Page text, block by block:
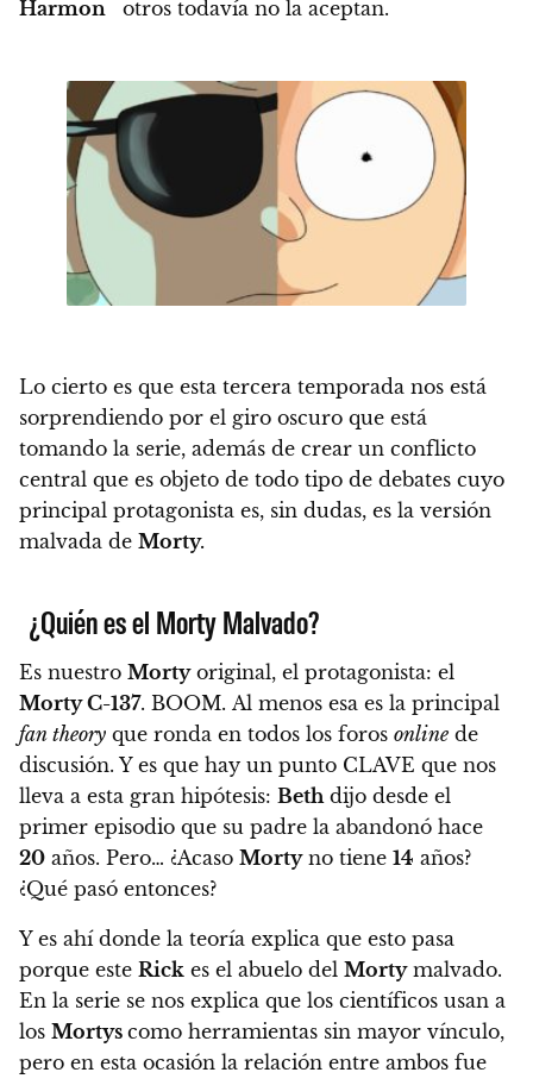
Harmon
otros todavía no la aceptan.
Lo cierto es que esta tercera temporada nos está
sorprendiendo por el giro oscuro que está
tomando la serie, además de crear un conflicto
central que es objeto de todo tipo de debates cuyo
principal protagonista es, sin dudas, es la versión
malvada de Morty.
¿Quién es el Morty Malvado?
Es nuestro Mortyoriginal, el protagonista: el
Morty C-137. BOOM. Al menos esa es la principal
fan theory que ronda en todos los foros online de
discusión. Y es que hay un punto CLAVE que nos
lleva a esta gran hipótesis: Bethdijo desde el
primer episodio que su padre la abandonó hace
20 años. Pero… ¿Acaso Mortyno tiene 14 años?
¿Qué pasó entonces?
Y es ahí donde la teoría explica que esto pasa
porque este Rick es el abuelo del Mortymalvado.
En la serie se nos explica que los científicos usan a
los Mortys como herramientas sin mayor vínculo,
pero en esta ocasión la relación entre ambos fue